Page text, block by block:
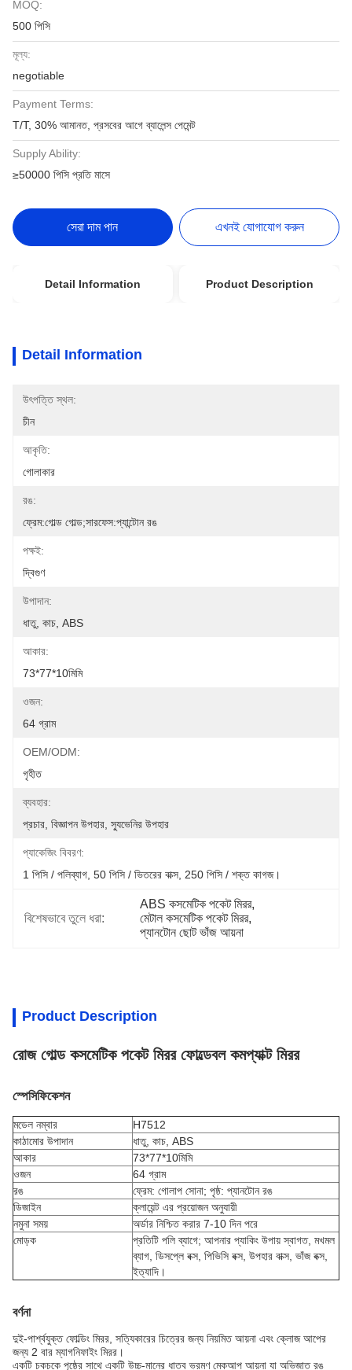
MOQ:
500 পিসি
মূল্য:
negotiable
Payment Terms:
T/T, 30% আমানত, প্রসবের আগে ব্যালেন্স পেমেন্ট
Supply Ability:
≥50000 পিসি প্রতি মাসে
সেরা দাম পান এখনই যোগাযোগ করুন
Detail Information Product Description
Detail Information
উৎপত্তি স্থল:
চীন
আকৃতি:
গোলাকার
রঙ:
ফ্রেম:গোল্ড গোল্ড;সারফেস:প্যান্টোন রঙ
পক্ষই:
দ্বিগুণ
উপাদান:
ধাতু, কাচ, ABS
আকার:
73*77*10মিমি
ওজন:
64 গ্রাম
OEM/ODM:
গৃহীত
ব্যবহার:
প্রচার, বিজ্ঞাপন উপহার, স্যুভেনির উপহার
প্যাকেজিং বিবরণ:
1 পিসি / পলিব্যাগ, 50 পিসি / ভিতরের বাক্স, 250 পিসি / শক্ত কাগজ।
বিশেষভাবে তুলে ধরা:
ABS কসমেটিক পকেট মিরর,
মেটাল কসমেটিক পকেট মিরর,
প্যানটোন ছোট ভাঁজ আয়না
Product Description
রোজ গোল্ড কসমেটিক পকেট মিরর ফোল্ডেবল কমপ্যাক্ট মিরর
স্পেসিফিকেশন
মডেল নম্বার
H7512
কাঠামোর উপাদান
ধাতু, কাচ, ABS
আকার
73*77*10মিমি
ওজন
64 গ্রাম
রঙ
ফ্রেম: গোলাপ সোনা; পৃষ্ঠ: প্যানটোন রঙ
ডিজাইন
ক্লায়েন্ট এর প্রয়োজন অনুযায়ী
নমুনা সময়
অর্ডার নিশ্চিত করার 7-10 দিন পরে
মোড়ক
প্রতিটি পলি ব্যাগে; আপনার প্যাকিং উপায় স্বাগত, মখমল
ব্যাগ, ডিসপ্লে বক্স, পিভিসি বক্স, উপহার বাক্স, ভাঁজ বক্স,
ইত্যাদি।
বর্ণনা
দুই-পার্শ্বযুক্ত ফোল্ডিং মিরর, সত্যিকারের চিত্রের জন্য নিয়মিত আয়না এবং ক্লোজ আপের
জন্য 2 বার ম্যাগনিফাইং মিরর।
একটি চকচকে পৃষ্ঠের সাথে একটি উচ্চ-মানের ধাতব ভ্রমণ মেকআপ আয়না যা অভিজাত রঙ